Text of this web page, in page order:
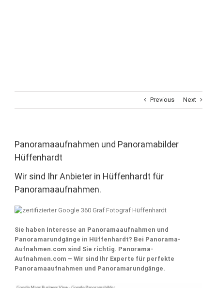
Previous Next
Panoramaaufnahmen und Panoramabilder
Hüffenhardt
Wir sind Ihr Anbieter in Hüffenhardt für
Panoramaaufnahmen.
Sie haben Interesse an Panoramaaufnahmen und
Panoramarundgänge in Hüffenhardt? Bei Panorama-
Aufnahmen.com sind Sie richtig. Panorama-
Aufnahmen.com – Wir sind Ihr Experte für perfekte
Panoramaaufnahmen und Panoramarundgänge.